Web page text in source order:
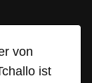
von
ist